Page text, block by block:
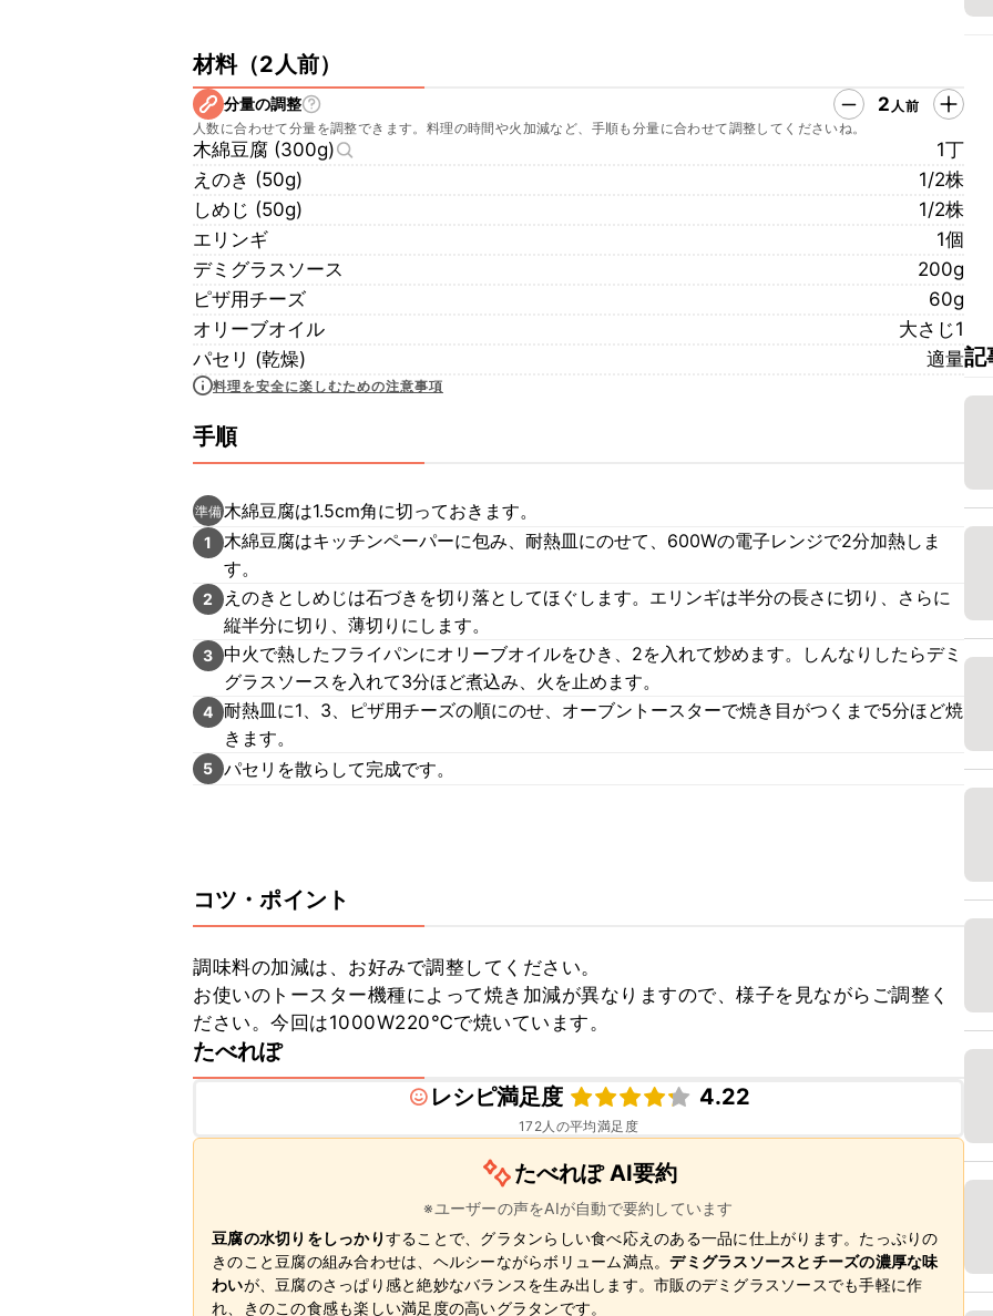
材料（2人前）
分量の調整 2 人前
人数に合わせて分量を調整できます。料理の時間や火加減など、手順も分量に合わせて調整してくださいね。
木綿豆腐 (300g)
1丁
えのき (50g)
1/2株
しめじ (50g)
1/2株
エリンギ
1個
デミグラスソース
200g
ピザ用チーズ
60g
オリーブオイル
大さじ1
パセリ (乾燥)
適量
料理を安全に楽しむための注意事項
手順
準備 木綿豆腐は1.5cm角に切っておきます。
1
木綿豆腐はキッチンペーパーに包み、耐熱皿にのせて、600Wの電子レンジで2分加熱しま
す。
2
えのきとしめじは石づきを切り落としてほぐします。エリンギは半分の長さに切り、さらに
縦半分に切り、薄切りにします。
3 中火で熱したフライパンにオリーブオイルをひき、2を入れて炒めます。しんなりしたらデミ
グラスソースを入れて3分ほど煮込み、火を止めます。
4 耐熱皿に1、3、ピザ用チーズの順にのせ、オーブントースターで焼き目がつくまで5分ほど焼
きます。
5 パセリを散らして完成です。
コツ・ポイント
調味料の加減は、お好みで調整してください。
お使いのトースター機種によって焼き加減が異なりますので、様子を見ながらご調整く
ださい。今回は1000W220℃で焼いています。
たべれぽ
レシピ満足度
4.22
172人の平均満足度
たべれぽ AI要約
※ユーザーの声をAIが自動で要約しています
豆腐の水切りをしっかりすることで、グラタンらしい食べ応えのある一品に仕上がります。たっぷりの
きのこと豆腐の組み合わせは、ヘルシーながらボリューム満点。デミグラスソースとチーズの濃厚な味
わいが、豆腐のさっぱり感と絶妙なバランスを生み出します。市販のデミグラスソースでも手軽に作
れ、きのこの食感も楽しい満足度の高いグラタンです。
記